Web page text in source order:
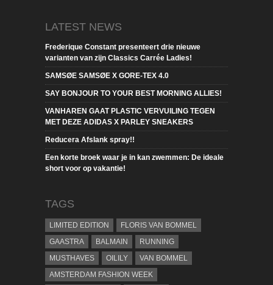
LATEST NEWS
Frederique Constant presenteert drie nieuwe
varianten van zijn Classics Carrée Ladies!
SAMSØE SAMSØE X GORE-TEX 4.0
SAY BONJOUR TO YOUR BEST MORNING ALLIES!
VANHAREN GAAT PLASTIC VERVUILING TEGEN
MET DEZE ADIDAS X PARLEY SNEAKERS
Reducera Afslank spray!!
Een korte broek waar je in kan zwemmen: De ideale
short voor op vakantie!
TAGS
LIMITED EDITION
FLORIS VAN BOMMEL
GAASTRA
BALMAIN
RUNNING
MUSTHAVES
OILILY
VAN BOMMEL
AMSTERDAM FASHION WEEK